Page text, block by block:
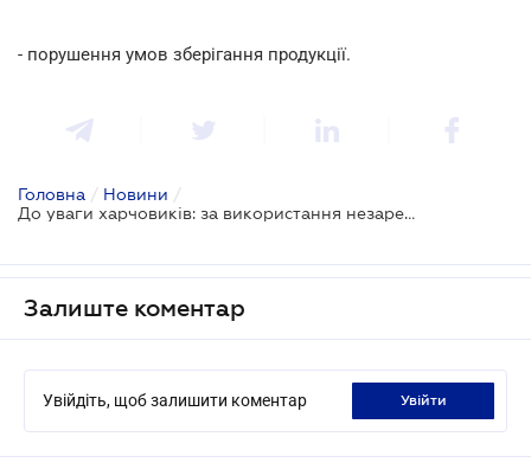
- порушення умов зберігання продукції.
Головна / Новини /
До уваги харчовиків: за використання незареєстрованих потужностей загрожує значний штраф
Залиште коментар
Увійдіть, щоб залишити коментар увійти